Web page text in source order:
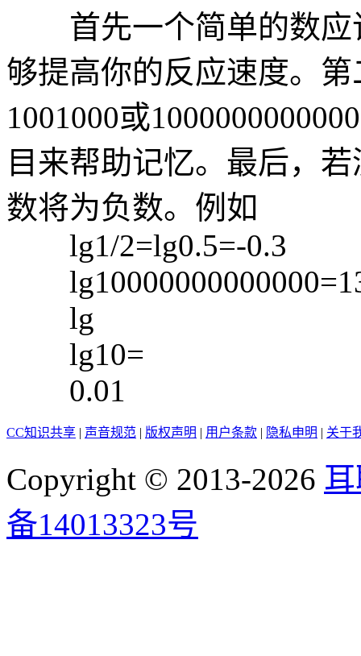
首先一个简单的数应
够提高你的反应速度。
1001000或
目来帮助记忆。最后，
数将为负数。例如
lg1/2=lg0.5=-0.3
lg
lg10=
0.01
CC知识共享 | 声音规范 | 版权声明 | 用户条款 | 隐私申明 | 关于
Copyright © 2013-2026
备14013323号